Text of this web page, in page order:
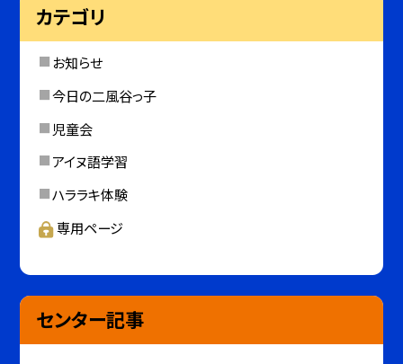
カテゴリ
お知らせ
今日の二風谷っ子
児童会
アイヌ語学習
ハララキ体験
専用ページ
センター記事